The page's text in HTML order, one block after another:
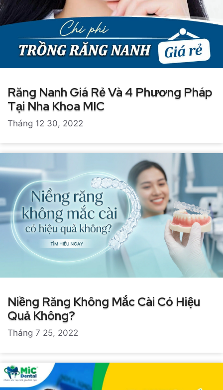
Răng Nanh Giá Rẻ Và 4 Phương Pháp
Tại Nha Khoa MIC
Tháng 12 30, 2022
Niềng Răng Không Mắc Cài Có Hiệu
Quả Không?
Tháng 7 25, 2022